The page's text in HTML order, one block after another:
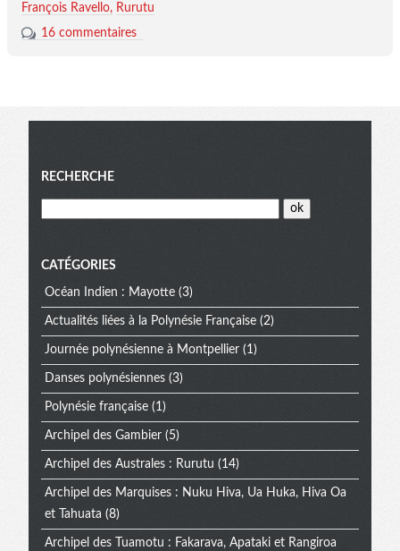
François Ravello
Rurutu
16 commentaires
Menu
RECHERCHE
CATÉGORIES
Océan Indien : Mayotte (3)
Actualités liées à la Polynésie Française (2)
Journée polynésienne à Montpellier (1)
Danses polynésiennes (3)
Polynésie française (1)
Archipel des Gambier (5)
Archipel des Australes : Rurutu (14)
Archipel des Marquises : Nuku Hiva, Ua Huka, Hiva Oa
et Tahuata (8)
Archipel des Tuamotu : Fakarava, Apataki et Rangiroa